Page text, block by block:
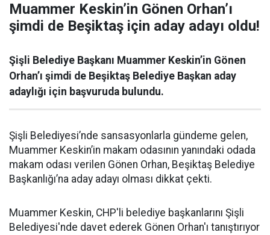
Muammer Keskin’in Gönen Orhan’ı
şimdi de Beşiktaş için aday adayı oldu!
Şişli Belediye Başkanı Muammer Keskin’in Gönen
Orhan’ı şimdi de Beşiktaş Belediye Başkan aday
adaylığı için başvuruda bulundu.
Şişli Belediyesi’nde sansasyonlarla gündeme gelen,
Muammer Keskin’in makam odasının yanındaki odada
makam odası verilen Gönen Orhan, Beşiktaş Belediye
Başkanlığı’na aday adayı olması dikkat çekti.
Muammer Keskin, CHP'li belediye başkanlarını Şişli
Belediyesi'nde davet ederek Gönen Orhan'ı tanıştırıyor